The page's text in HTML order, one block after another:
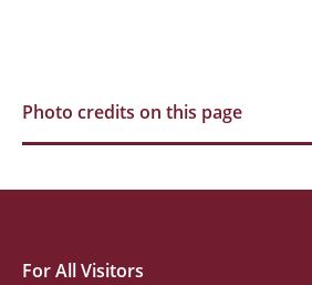
Photo credits on this page
For All Visitors